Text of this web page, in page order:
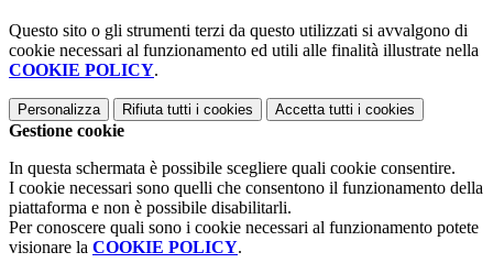
Questo sito o gli strumenti terzi da questo utilizzati si avvalgono di
cookie necessari al funzionamento ed utili alle finalità illustrate nella
COOKIE POLICY.
Personalizza Rifiuta tutti i cookies Accetta tutti i cookies
Gestione cookie
In questa schermata è possibile scegliere quali cookie consentire.
I cookie necessari sono quelli che consentono il funzionamento della
piattaforma e non è possibile disabilitarli.
Per conoscere quali sono i cookie necessari al funzionamento potete
visionare la COOKIE POLICY.